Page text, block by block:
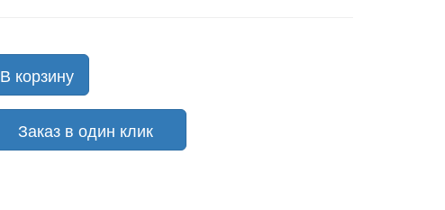
В корзину
Заказ в один клик